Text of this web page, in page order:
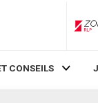
CONSEILS